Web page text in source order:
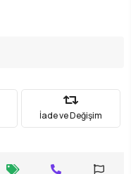
İade ve Değişim